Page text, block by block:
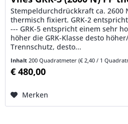
Stempeldurchdrückkraft ca. 2600
thermisch fixiert. GRK-2
--- GRK-5 entspricht einem sehr
höher die GRK-Klasse desto
Trennschutz, desto...
Inhalt200 Quadratmeter(€ 2,40 / 1
€ 480,00
Merken